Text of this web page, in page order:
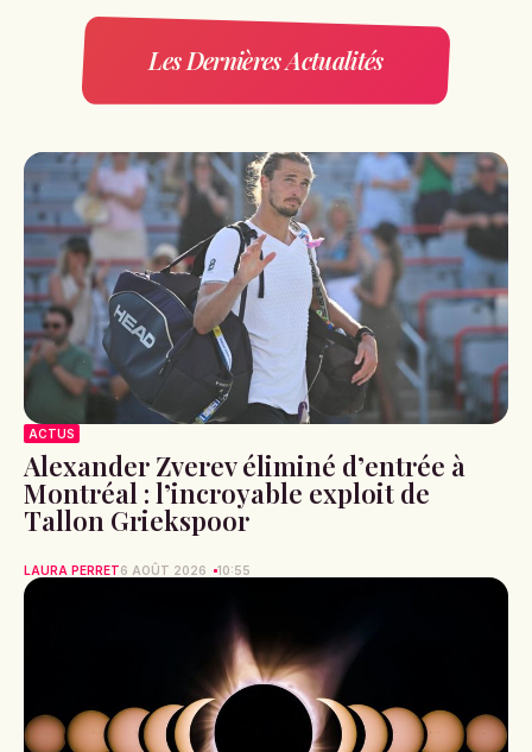
Les Dernières Actualités
ACTUS
Alexander Zverev éliminé d’entrée à
Montréal : l’incroyable exploit de
Tallon Griekspoor
LAURA PERRET6 AOÛT 2026 10:55